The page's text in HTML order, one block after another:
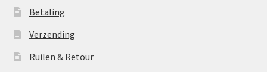
Betaling
Verzending
Ruilen & Retour